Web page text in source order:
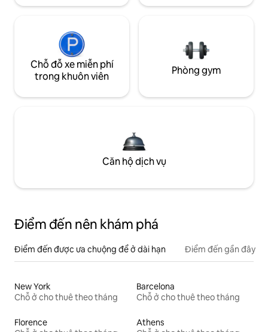
Chỗ đỗ xe miễn phí
trong khuôn viên
Phòng gym
Căn hộ dịch vụ
Điểm đến nên khám phá
Điểm đến được ưa chuộng để ở dài hạn Điểm đến gần đây
New York
Chỗ ở cho thuê theo tháng
Barcelona
Chỗ ở cho thuê theo tháng
Florence
Athens